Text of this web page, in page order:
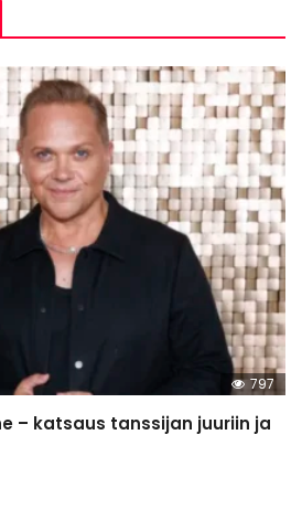
797
– katsaus tanssijan juuriin ja